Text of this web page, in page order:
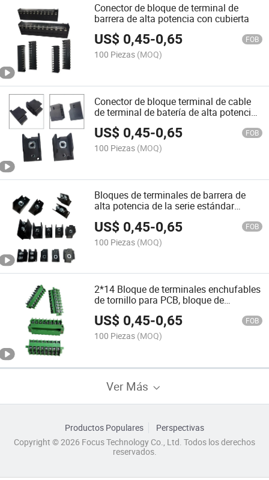
Conector de bloque de terminal de
barrera de alta potencia con cubierta
US$ 0,45-0,65 FOB
100 Piezas (MOQ)
Conector de bloque terminal de cable
de terminal de batería de alta potencia
de fábrica
US$ 0,45-0,65 FOB
100 Piezas (MOQ)
Bloques de terminales de barrera de
alta potencia de la serie estándar
US$ 0,45-0,65 FOB
100 Piezas (MOQ)
2*14 Bloque de terminales enchufables
de tornillo para PCB, bloque de
terminales eléctricos de alta resistencia
US$ 0,45-0,65 FOB
100 Piezas (MOQ)
Ver Más
Productos Populares
Perspectivas
Copyright © 2026 Focus Technology Co., Ltd. Todos los derechos
reservados.